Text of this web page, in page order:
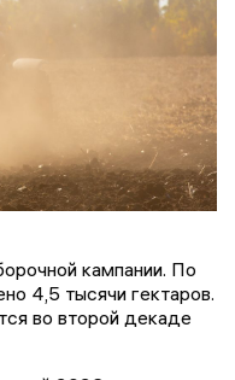
кампании. По
4,5 тысячи гектаров.
во второй декаде